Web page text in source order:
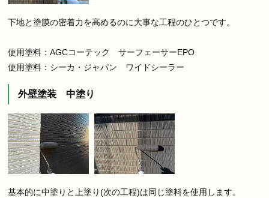
下地と塗膜の密着力を高めるのに大事な工程のひとつです。
使用塗料：AGCコーテック サーフェーサーEPO
使用塗料：シーカ・ジャパン ワイドシーラー
外壁塗装 中塗り
基本的に中塗りと上塗り(次の工程)は同じ塗料を使用します。